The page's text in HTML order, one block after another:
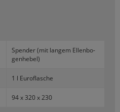
Spen­der (mit lan­gem El­len­bo­
gen­he­bel)
1 l Eu­ro­fla­sche
94 x 320 x 230